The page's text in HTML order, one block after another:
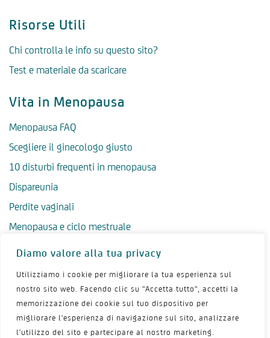
Diamo valore alla tua privacy
Utilizziamo i cookie per migliorare la tua esperienza sul
nostro sito web. Facendo clic su "Accetta tutto", accetti la
memorizzazione dei cookie sul tuo dispositivo per
migliorare l'esperienza di navigazione sul sito, analizzare
l'utilizzo del sito e partecipare al nostro marketing.
Risorse Utili
Chi controlla le info su questo sito?
Test e materiale da scaricare
Vita in Menopausa
Menopausa FAQ
Scegliere il ginecologo giusto
10 disturbi frequenti in menopausa
Dispareunia
Perdite vaginali
Menopausa e ciclo mestruale
Menopausa precoce
Salute psicologica in menopausa
Igiene intima in menopausa